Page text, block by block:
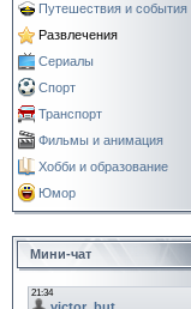
Путешествия и события
Развлечения
Сериалы
Спорт
Транспорт
Фильмы и анимация
Хобби и образование
Юмор
Мини-чат